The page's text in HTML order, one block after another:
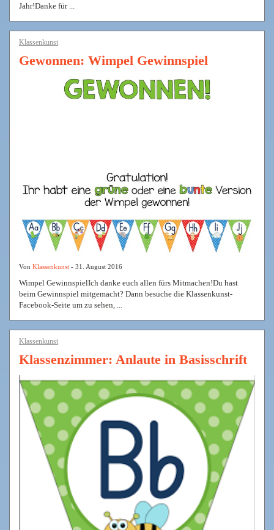
Jahr!Danke für ...
Klassenkunst
Gewonnen: Wimpel Gewinnspiel
Von Klassenkunst - 31. August 2016
Wimpel GewinnspielIch danke euch allen fürs Mitmachen!Du hast
beim Gewinnspiel mitgemacht? Dann besuche die Klassenkunst-
Facebook-Seite um zu sehen, ...
Klassenkunst
Klassenzimmer: Anlaute in Basisschrift